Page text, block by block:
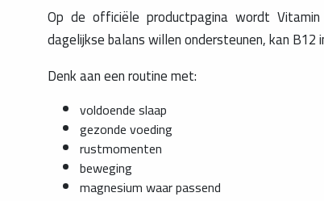
Op de officiële productpagina wordt
dagelijkse balans willen ondersteunen, kan
Denk aan een routine met:
voldoende slaap
gezonde voeding
rustmomenten
beweging
magnesium waar passend